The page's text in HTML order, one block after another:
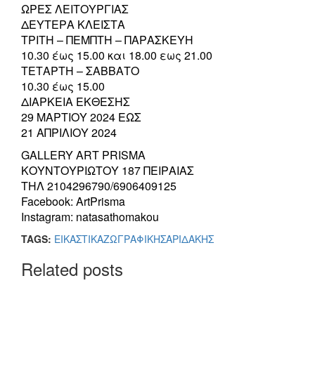
ΩΡΕΣ ΛΕΙΤΟΥΡΓΙΑΣ
ΔΕΥΤΕΡΑ ΚΛΕΙΣΤΑ
ΤΡΙΤΗ – ΠΕΜΠΤΗ – ΠΑΡΑΣΚΕΥΗ
10.30 έως 15.00 και 18.00 εως 21.00
ΤΕΤΑΡΤΗ – ΣΑΒΒΑΤΟ
10.30 έως 15.00
ΔΙΑΡΚΕΙΑ ΕΚΘΕΣΗΣ
29 ΜΑΡΤΙΟΥ 2024 ΕΩΣ
21 ΑΠΡΙΛΙΟΥ 2024
GALLERY ART PRISMA
ΚΟΥΝΤΟΥΡΙΩΤΟΥ 187 ΠΕΙΡΑΙΑΣ
ΤΗΛ 2104296790/6906409125
Facebook: ArtPrisma
Instagram: natasathomakou
TAGS: ΕΙΚΑΣΤΙΚΑΖΩΓΡΑΦΙΚΗΣΑΡΙΔΑΚΗΣ
Related posts